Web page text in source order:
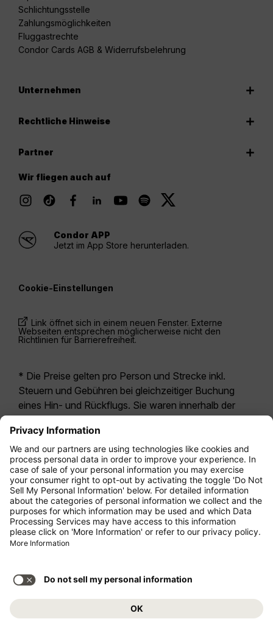
Schlichtungsstelle
Zahlungsmöglichkeiten
Fluggastrechte
Condor Cards AGB & Widerrufsbelehrung
Unternehmen
Rechtliche Hinweise
Partner
Wir fliegen auch auf
Condor APP
Jetzt im App Store herunterladen.
Cookie-Einstellungen
Link öffnet sich in einem neuen Fenster. Externe
Webseiten entsprechen möglicherweise nicht den
Richtlinien für Barrierefreiheit.
* Die Preise gelten pro Person und Strecke inkl.
Steuern und Gebühren bei gleichzeitiger Buchung
eines Hin- und Rückflugs. Sie waren innerhalb der
möglicherweise nicht mehr aktuell. Bei den für die
Economy Class angegebenen Tarifen handelt es
sich i.d.R. um Economy Zero, unsere restriktivste
Tarifoption. Es können hierfür zusätzliche Gebühren
fürAufgabegepäckoder für andere optionale
Leistungen anfallen. Es gelten dieAllgemeinen
Geschäftsbedingungen .